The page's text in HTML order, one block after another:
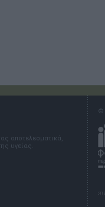
αποτελεσματικά,
υγείας.
©